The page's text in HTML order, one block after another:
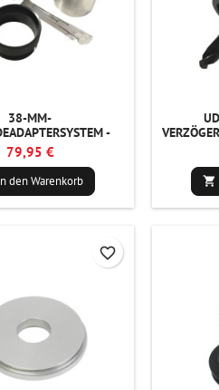
38-MM-
-
AEROTECH
79,95 €
den Warenkorb 
favorite_border